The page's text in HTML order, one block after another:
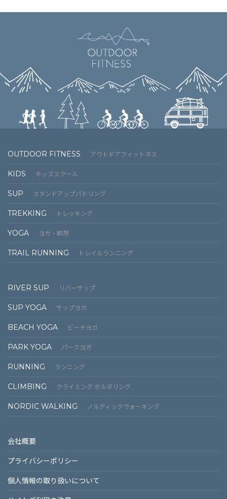
OUTDOOR FITNESS アウトドアフィットネス
KIDS キッズスクール
SUP スタンドアップパドリング
TREKKING トレッキング
YOGA ヨガ・瞑想
TRAIL RUNNING トレイルランニング
RIVER SUP リバーサップ
SUP YOGA サップヨガ
BEACH YOGA ビーチヨガ
PARK YOGA パークヨガ
RUNNING ランニング
CLIMBING クライミング ボルダリング
NORDIC WALKING ノルディックウォーキング
会社概要
プライバシーポリシー
個⼈情報の取り扱いについて